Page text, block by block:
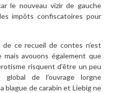
le nouveau vizir de gauche
impôts confiscatoires pour
de ce recueil de contes n’est
mais avouons également que
risquent d’être un peu
de l’ouvrage lorgne
blague de carabin et Liebig ne